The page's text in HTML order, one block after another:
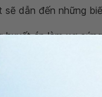
dẫn đến những
huyết áp làm xơ
đột quỵ hoặc các
huyết áp tăng
Nếu mạch máu bị